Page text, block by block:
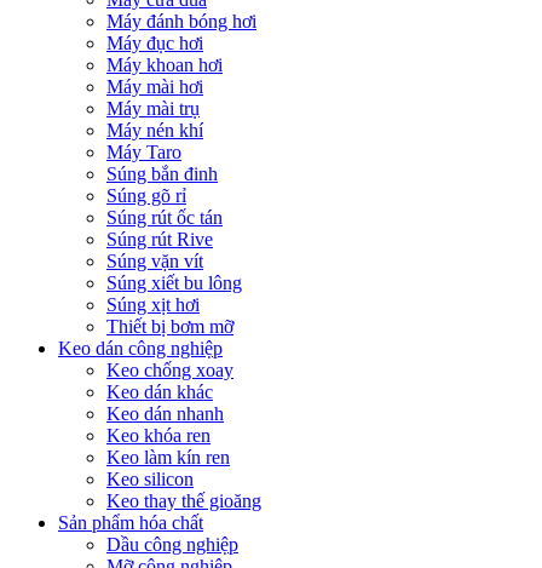
Máy đánh bóng hơi
Máy đục hơi
Máy khoan hơi
Máy mài hơi
Máy mài trụ
Máy nén khí
Máy Taro
Súng bắn đinh
Súng gõ rỉ
Súng rút ốc tán
Súng rút Rive
Súng vặn vít
Súng xiết bu lông
Súng xịt hơi
Thiết bị bơm mỡ
Keo dán công nghiệp
Keo chống xoay
Keo dán khác
Keo dán nhanh
Keo khóa ren
Keo làm kín ren
Keo silicon
Keo thay thế gioăng
Sản phẩm hóa chất
Dầu công nghiệp